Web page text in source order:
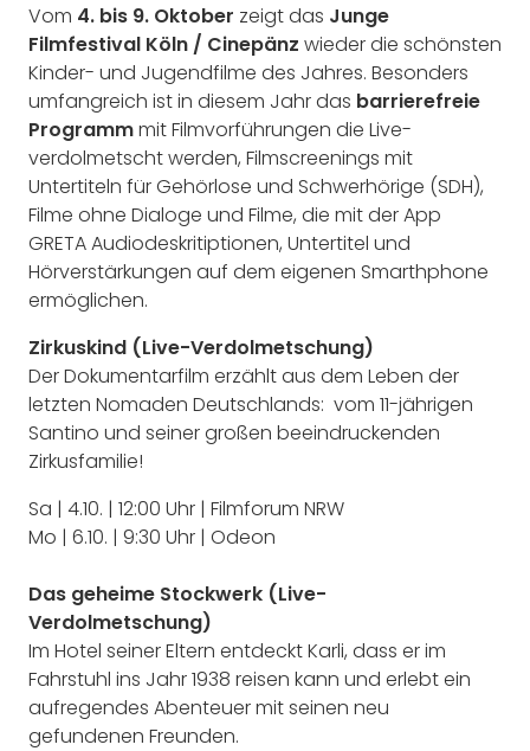
Vom 4. bis 9. Oktober zeigt das Junge
Filmfestival Köln / Cinepänz wieder die schönsten
Kinder- und Jugendfilme des Jahres. Besonders
umfangreich ist in diesem Jahr das barrierefreie
Programmmit Filmvorführungen die Live-
verdolmetscht werden, Filmscreenings mit
Untertiteln für Gehörlose und Schwerhörige (SDH),
Filme ohne Dialoge und Filme, die mit der App
GRETA Audiodeskritiptionen, Untertitel und
Hörverstärkungen auf dem eigenen Smarthphone
ermöglichen.
Zirkuskind (Live-Verdolmetschung)
Der Dokumentarfilm erzählt aus dem Leben der
letzten Nomaden Deutschlands: vom 11-jährigen
Santino und seiner großen beeindruckenden
Zirkusfamilie!
Sa | 4.10. | 12:00 Uhr | Filmforum NRW
Mo | 6.10. | 9:30 Uhr | Odeon
Das geheime Stockwerk (Live-
Verdolmetschung)
Im Hotel seiner Eltern entdeckt Karli, dass er im
Fahrstuhl ins Jahr 1938 reisen kann und erlebt ein
aufregendes Abenteuer mit seinen neu
gefundenen Freunden.